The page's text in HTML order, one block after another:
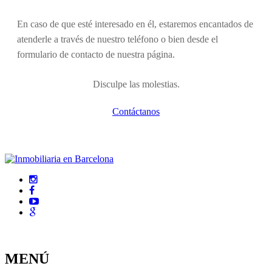
En caso de que esté interesado en él, estaremos encantados de
atenderle a través de nuestro teléfono o bien desde el
formulario de contacto de nuestra página.
Disculpe las molestias.
Contáctanos
MENÚ